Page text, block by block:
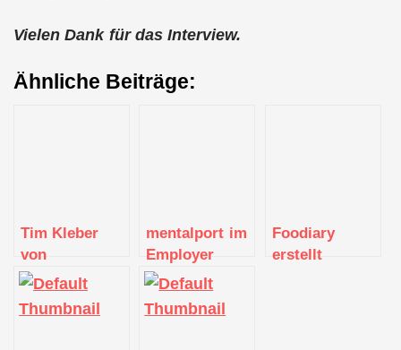
Vielen Dank für das Interview.
Ähnliche Beiträge:
Tim Kleber
von
mentalport
mentalport im
Employer
Portrait
Foodiary
erstellt